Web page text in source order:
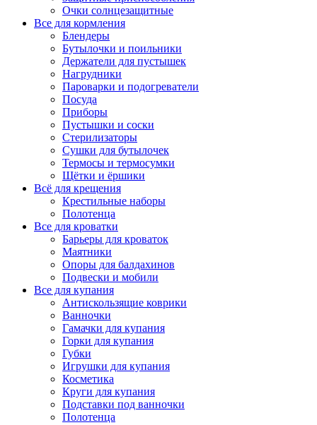
Очки солнцезащитные
Все для кормления
Блендеры
Бутылочки и поильники
Держатели для пустышек
Нагрудники
Пароварки и подогреватели
Посуда
Приборы
Пустышки и соски
Стерилизаторы
Сушки для бутылочек
Термосы и термосумки
Щётки и ёршики
Всё для крещения
Крестильные наборы
Полотенца
Все для кроватки
Барьеры для кроваток
Маятники
Опоры для балдахинов
Подвески и мобили
Все для купания
Антискользящие коврики
Ванночки
Гамачки для купания
Горки для купания
Губки
Игрушки для купания
Косметика
Круги для купания
Подставки под ванночки
Полотенца